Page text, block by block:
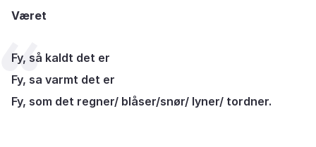
Været
Fy, så kaldt det er
Fy, sa varmt det er
Fy, som det regner/ blåser/snør/ lyner/ tordner.